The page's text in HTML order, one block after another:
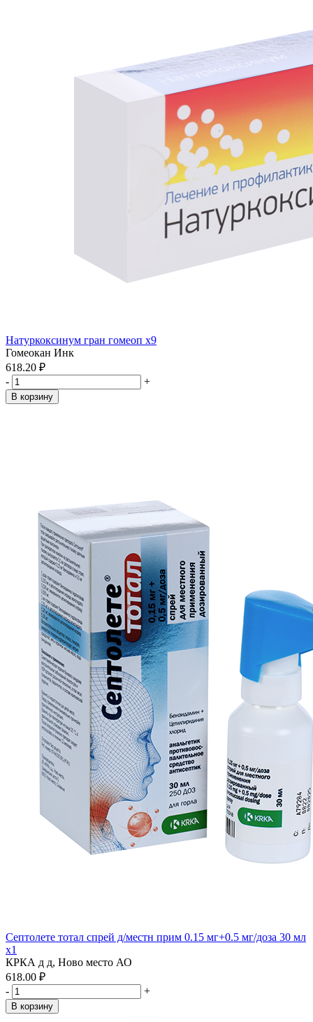
Натуркоксинум гран гомеоп x9
Гомеокан Инк
618.20 ₽
-
+
В корзину
Септолете тотал спрей д/местн прим 0.15 мг+0.5 мг/доза 30 мл
x1
КРКА д д, Ново место АО
618.00 ₽
-
+
В корзину